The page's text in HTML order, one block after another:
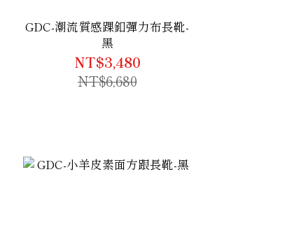
GDC-潮流質感踝釦彈力布長靴-
黑
NT$3,480
NT$6,680